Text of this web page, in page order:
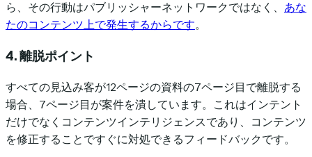
ら、その行動はパブリッシャーネットワークではなく、 あな
たのコンテンツ上で発生するからです。
4. 離脱ポイント
すべての見込み客が12ページの資料の7ページ目で離脱する
場合、7ページ目が案件を潰しています。これはインテント
だけでなくコンテンツインテリジェンスであり、コンテンツ
を修正することですぐに対処できるフィードバックです。